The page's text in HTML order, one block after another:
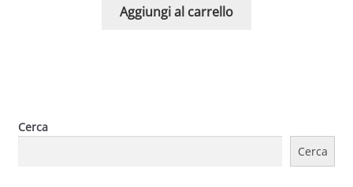
Aggiungi al carrello
Cerca
Cerca